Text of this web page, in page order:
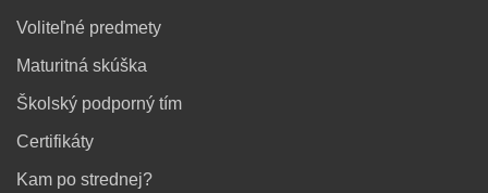
Voliteľné predmety
Maturitná skúška
Školský podporný tím
Certifikáty
Kam po strednej?